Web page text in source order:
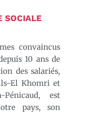
SOCIALE
convaincus
10 ans de
des salariés,
El Khomri et
Pénicaud, est
pays, son